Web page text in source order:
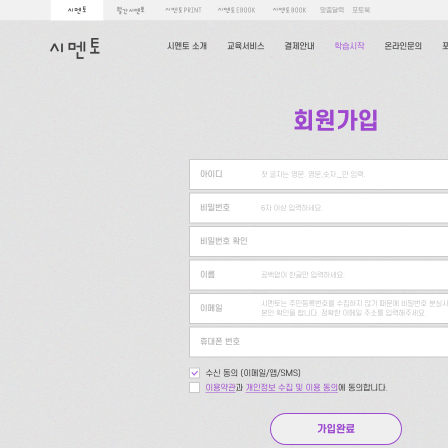
맞춤달력 포토북
시멘토 소개 교육서비스 결제안내 학습시작 온라인문의
회원가입
아이디 첫 글자는 영문. 영문,숫자,_만 입력.
5자 이상 입력하세요.
비밀번호 6자 이상 입력하세요.
비밀번호 확인
이름 공백없이 한글만 입력하세요.
이메일
시멘토는 주민등록번호를 수집하지 않기 때문에 비밀번호 분실
본인 확인을 합니다. 정확한 이메일 주소를 입력해주세요.
휴대폰 번호
수신 동의 (이메일/앱/SMS)
이용약관과 개인정보 수집 및 이용 동의에 동의합니다.